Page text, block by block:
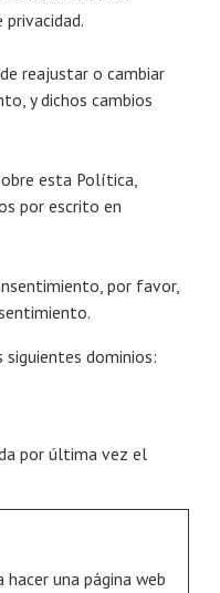
reajustar o cambiar
y dichos cambios
esta Política,
por escrito en
por favor,
dominios:
por última vez el
hacer una página web